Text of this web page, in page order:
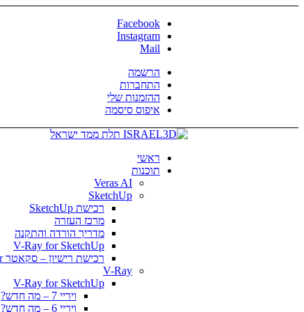
Facebook
Instagram
Mail
הרשמה
התחברות
ההזמנות שלי
איפוס סיסמה
ראשי
תוכנות
Veras AI
SketchUp
רכישת SketchUp
מרכז העזרה
מדריך הורדה והתקנה
V-Ray for SketchUp
רכישת רישיון – סקאטר Skatter
V-Ray
V-Ray for SketchUp
ויריי 7 – מה חדש?
ויריי 6 – מה חדש?